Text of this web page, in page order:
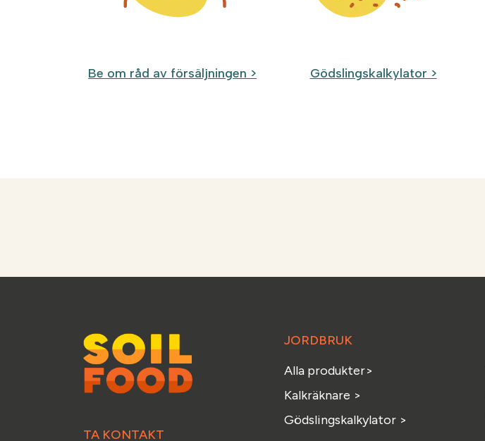
Be om råd av försäljningen > Gödslingskalkylator >
TA KONTAKT
JORDBRUK
Alla produkter>
Kalkräknare >
Gödslingskalkylator >